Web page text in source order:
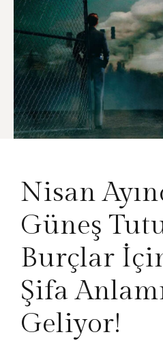
Nisan
Güneş
Burçlar
Şifa
Geliyor!